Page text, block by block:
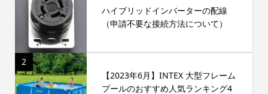
ハイブリッドインバーターの配線
（申請不要な接続方法について）
2
【2023年6月】INTEX 大型フレーム
プールのおすすめ人気ランキング4